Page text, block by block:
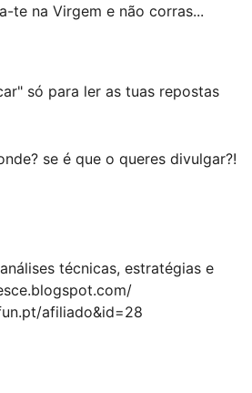
te na Virgem e não corras...
só para ler as tuas repostas
se é que o queres divulgar?!
técnicas, estratégias e
afiliado&id=28